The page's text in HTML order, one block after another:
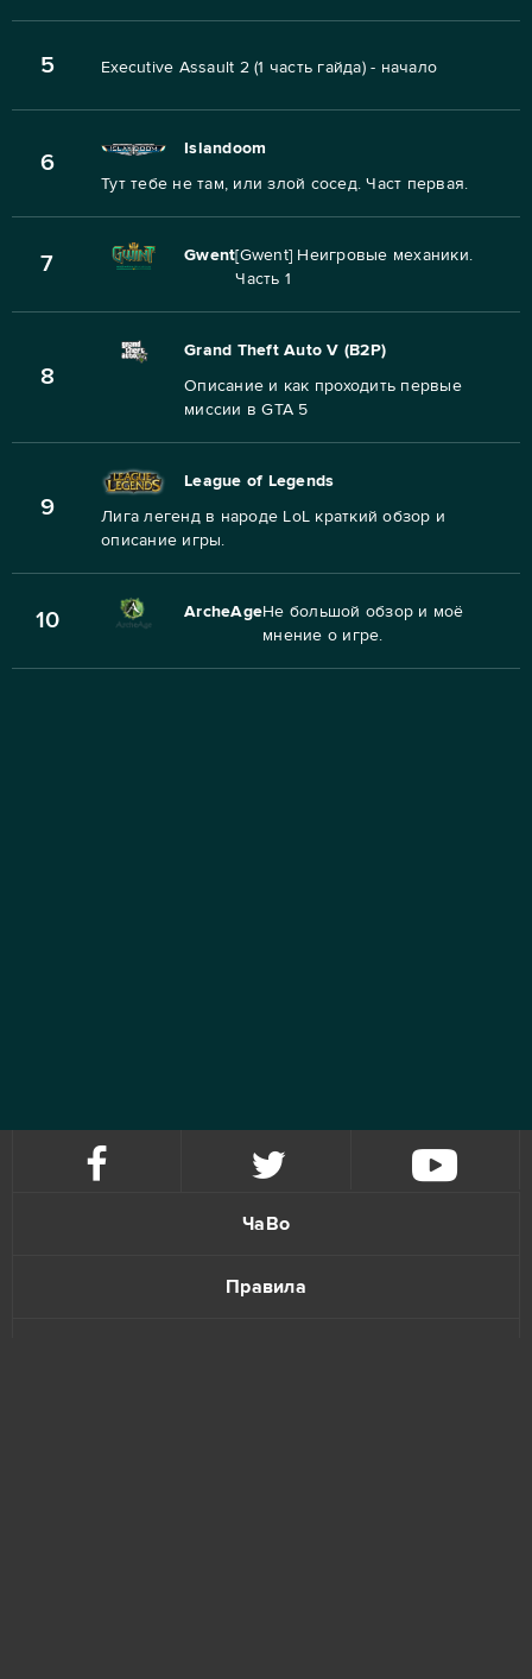
5 Executive Assault 2 (1 часть гайда) - начало
6
Islandoom
Тут тебе не там, или злой сосед. Част первая.
7 Gwent[Gwent] Неигровые механики.
Часть 1
8
Grand Theft Auto V (B2P)
Описание и как проходить первые
миссии в GTA 5
9
League of Legends
Лига легенд в народе LoL краткий обзор и
описание игры.
10 ArcheAgeНе большой обзор и моё
мнение о игре.
ЧаВо
Правила